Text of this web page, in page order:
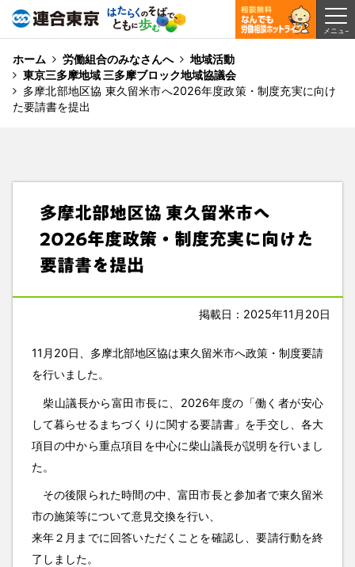
ホーム 労働組合のみなさんへ
地域活動
東京三多摩地域 三多摩ブロック地域協議会
多摩北部地区協 東久留米市へ2026年度政策・制度充実に向け
た要請書を提出
多摩北部地区協 東久留米市へ
2026年度政策・制度充実に向けた
要請書を提出
掲載日：2025年11月20日
11月20日、多摩北部地区協は東久留米市へ政策・制度要請
を行いました。
柴山議長から富田市長に、2026年度の「働く者が安心
して暮らせるまちづくりに関する要請書」を手交し、各大
項目の中から重点項目を中心に柴山議長が説明を行いまし
た。
その後限られた時間の中、富田市長と参加者で東久留米
市の施策等について意見交換を行い、
来年２月までに回答いただくことを確認し、要請行動を終
了しました。